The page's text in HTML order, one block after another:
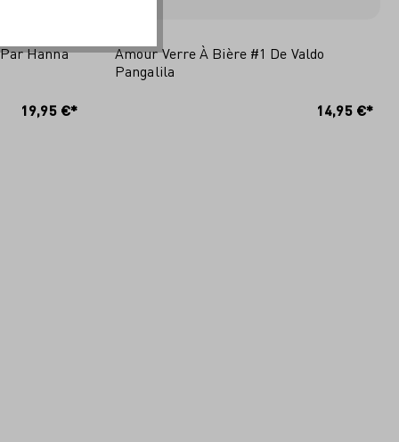
Hanna
19,95 €*
Amour Verre À Bière #1 De Valdo
Pangalila
14,95 €*